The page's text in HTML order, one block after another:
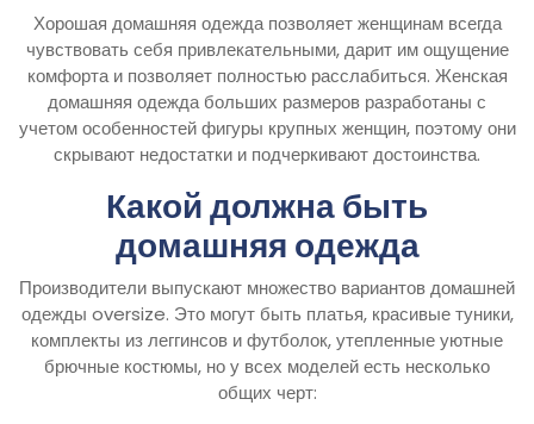
Хорошая домашняя одежда позволяет женщинам всегда
чувствовать себя привлекательными, дарит им ощущение
комфорта и позволяет полностью расслабиться. Женская
домашняя одежда больших размеров разработаны с
учетом особенностей фигуры крупных женщин, поэтому они
скрывают недостатки и подчеркивают достоинства.
Какой должна быть
домашняя одежда
Производители выпускают множество вариантов домашней
одежды oversize. Это могут быть платья, красивые туники,
комплекты из леггинсов и футболок, утепленные уютные
брючные костюмы, но у всех моделей есть несколько
общих черт: